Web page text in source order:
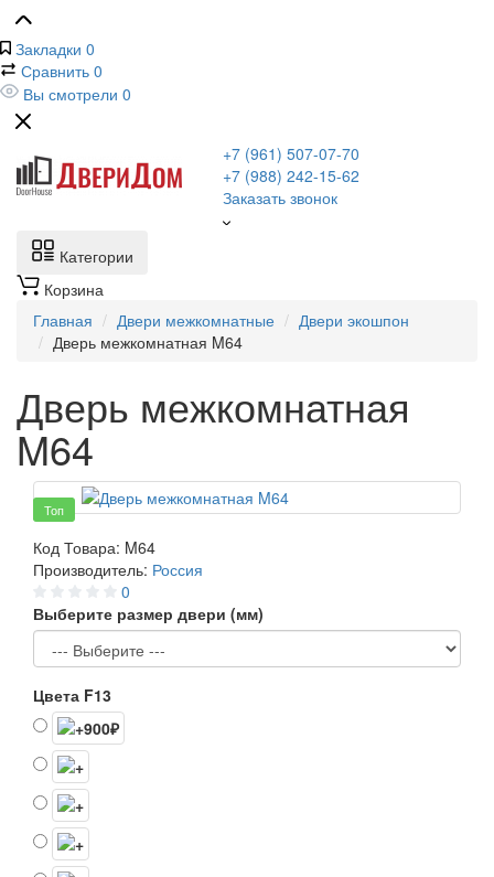
Закладки 0
Сравнить 0
Вы смотрели 0
+7 (961) 507-07-70
+7 (988) 242-15-62
Заказать звонок
Категории
Корзина
Главная
Двери межкомнатные
Двери экошпон
Дверь межкомнатная M64
Дверь межкомнатная
M64
Топ
Код Товара: M64
Производитель: Россия
0
Выберите размер двери (мм)
Цвета F13